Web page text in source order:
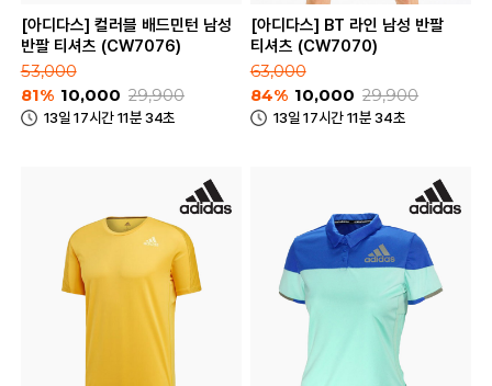
[아디다스] 컬러블 배드민턴 남성
반팔 티셔츠 (CW7076)
53,000
81% 10,000 29,900
13일 17시간 11분 34초
[아디다스] BT 라인 남성 반팔
티셔츠 (CW7070)
63,000
84% 10,000 29,900
13일 17시간 11분 34초